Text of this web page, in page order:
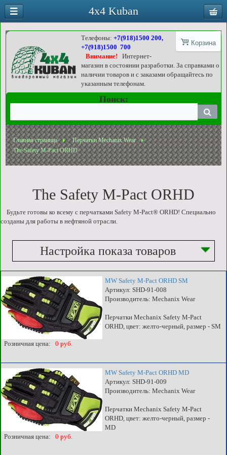
Корзина
Телефоны:+7(918)1500 200,
+7(918)1500 700
Внимание!
Интернет-
магазин в состоянии разработки. За справками о
наличии товаров и с заказами обращайтесь по
указанным телефонам.
Поиск:
Главная страница
Перчатки Mechanix Wear
The Safety M-Pact ORHD
The Safety M-Pact ORHD
Будьте готовы ко всему с перчатками Safety M-Pact® ORHD! Специально
созданы для работы в нефтяной отрасли.
Настройка показа товаров
MW Safety M-Pact ORHD SM
Артикул: SHD-91-008
Производитель: Mechanix Wear
Перчатки Mechanix Safety M-Pact
ORHD, цвет: желто-черный, размер - SM
Розничная цена: 0 руб.
MW Safety M-Pact ORHD MD
Артикул: SHD-91-009
Производитель: Mechanix Wear
Перчатки Mechanix Safety M-Pact
ORHD, цвет: желто-черный, размер -
MD
Розничная цена: 0 руб.
4x4 Kuban